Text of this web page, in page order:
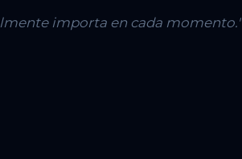
importa en cada momento."